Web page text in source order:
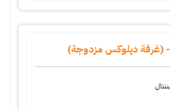
(غرفة ديلوكس مزدوجة)